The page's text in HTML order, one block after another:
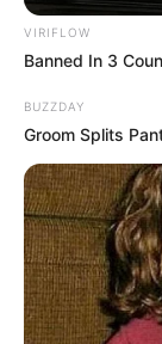
VIRIFLOW
Banned In 3
BUZZDAY
Groom Splits